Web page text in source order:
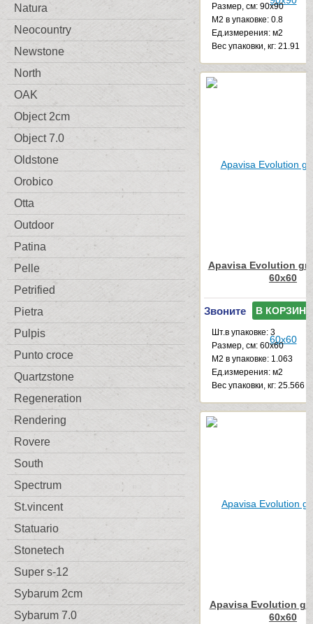
Natura
Neocountry
Newstone
North
OAK
Object 2cm
Object 7.0
Oldstone
Orobico
Otta
Outdoor
Patina
Pelle
Petrified
Pietra
Pulpis
Punto croce
Quartzstone
Regeneration
Rendering
Rovere
South
Spectrum
St.vincent
Statuario
Stonetech
Super s-12
Sybarum 2cm
Sybarum 7.0
Размер, см: 90x90
М2 в упаковке: 0.8
Ед.измерения: м2
Веc упаковки, кг: 21.91
Apavisa Evolution
60x60
Звоните В КОРЗИНУ
Шт.в упаковке: 3
Размер, см: 60x60
М2 в упаковке: 1.063
Ед.измерения: м2
Веc упаковки, кг: 25.566
Apavisa Evolution
60x60